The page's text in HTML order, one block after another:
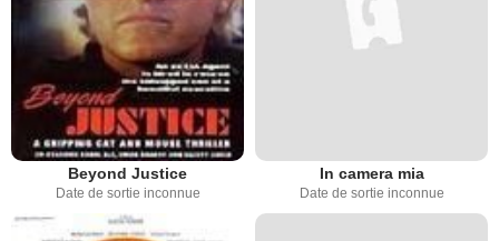
Beyond Justice
Date de sortie inconnue
In camera mia
Date de sortie inconnue